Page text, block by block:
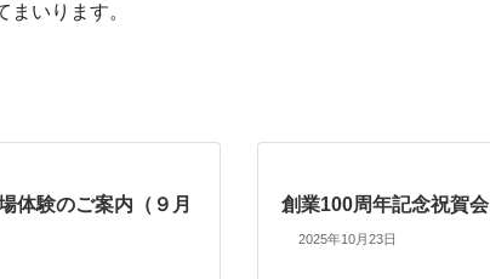
いります。
体験のご案内（９月
創業100周年記念祝賀会
2025年10月23日